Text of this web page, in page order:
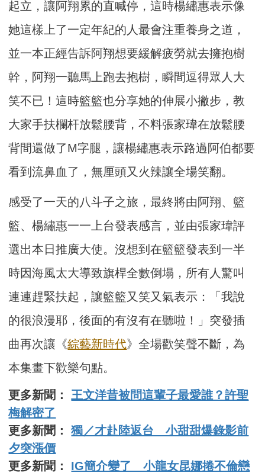
起立，讓阿翔累的直喊停，這時楊繡惠表示像
她這樣上了一定年紀的人最會注重養身之道，
並一本正經告訴阿翔想要緩解疲勞就去擁抱樹
幹，阿翔一聽馬上跑去抱樹，瞬間逗得眾人大
笑不已！這時籃籃也分享她的伸展小撇步，教
大家手扶欄杆放鬆腰背，不料張家瑋在放鬆腰
背間還做了M字腿，讓楊繡惠表示路過阿伯都要
看到流鼻血了，無厘頭又火辣讓全場笑翻。
感受了一天的八斗子之旅，最終將由阿翔、籃
籃、楊繡惠一一上台發表感言，並由張家瑋評
選出本日推廣大使。沒想到在籃籃發表到一半
時因海風太大導致旗桿全數倒塌，所有人驚叫
連連趕緊扶起，讓籃籃又笑又氣表示：「我說
的很浪漫耶，後面的有沒有在聽啦！」突發插
曲再次讓《綜藝新時代》全場歡笑聲不斷，為
本集畫下歡樂句點。
更多新聞： 王文洋昔被問這輩子最愛誰？許聖
梅解密了
更多新聞：獨／才赴陸返台 小甜甜爆錄影前
夕突漲價
更多新聞： IG簡介變了 小龍女昆娜捲不倫戀